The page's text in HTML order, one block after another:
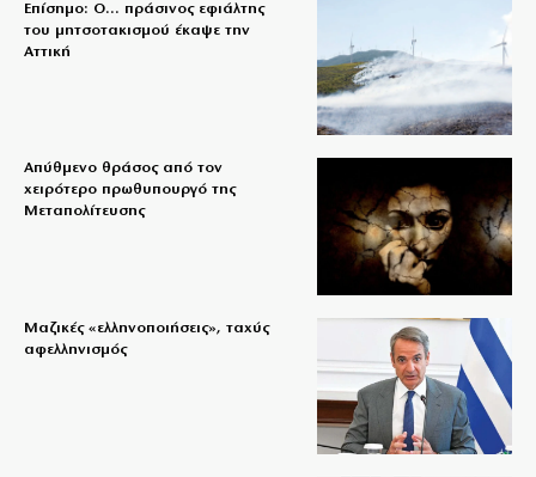
Επίσημο: Ο… πράσινος εφιάλτης
του μητσοτακισμού έκαψε την
Αττική
Απύθμενο θράσος από τον
χειρότερο πρωθυπουργό της
Μεταπολίτευσης
Μαζικές «ελληνοποιήσεις», ταχύς
αφελληνισμός